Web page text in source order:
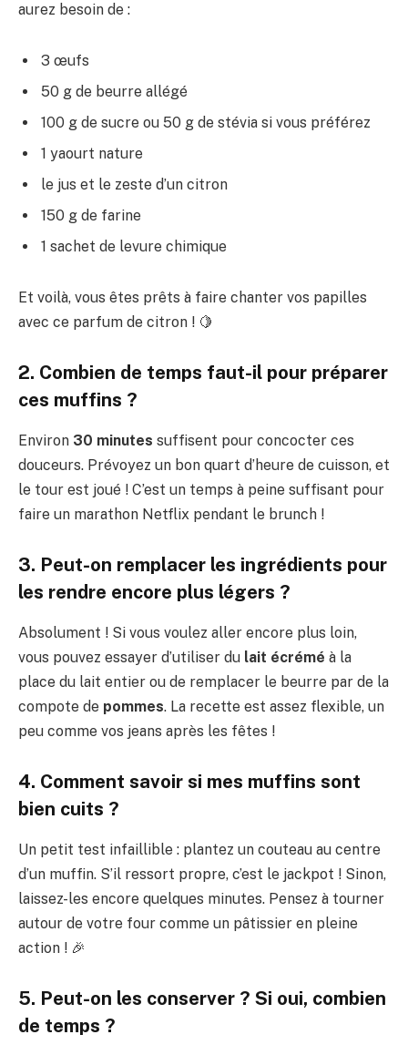
aurez besoin de :
3 œufs
50 g de beurre allégé
100 g de sucre ou 50 g de stévia si vous préférez
1 yaourt nature
le jus et le zeste d’un citron
150 g de farine
1 sachet de levure chimique
Et voilà, vous êtes prêts à faire chanter vos papilles
avec ce parfum de citron ! 🍋
2. Combien de temps faut-il pour préparer
ces muffins ?
Environ 30 minutes suffisent pour concocter ces
douceurs. Prévoyez un bon quart d’heure de cuisson, et
le tour est joué ! C’est un temps à peine suffisant pour
faire un marathon Netflix pendant le brunch !
3. Peut-on remplacer les ingrédients pour
les rendre encore plus légers ?
Absolument ! Si vous voulez aller encore plus loin,
vous pouvez essayer d’utiliser du lait écrémé à la
place du lait entier ou de remplacer le beurre par de la
compote de pommes. La recette est assez flexible, un
peu comme vos jeans après les fêtes !
4. Comment savoir si mes muffins sont
bien cuits ?
Un petit test infaillible : plantez un couteau au centre
d’un muffin. S’il ressort propre, c’est le jackpot ! Sinon,
laissez-les encore quelques minutes. Pensez à tourner
autour de votre four comme un pâtissier en pleine
action ! 🎉
5. Peut-on les conserver ? Si oui, combien
de temps ?